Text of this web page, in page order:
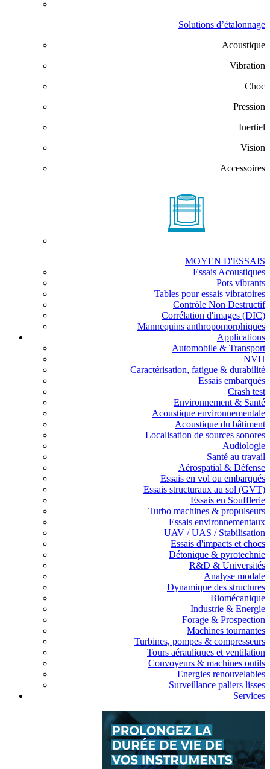
Solutions d’étalonnage
Acoustique
Vibration
Choc
Pression
Inertiel
Vision
Accessoires
MOYEN D'ESSAIS
Essais Acoustiques
Pots vibrants
Tables pour essais vibratoires
Contrôle Non Destructif
Corrélation d'images (DIC)
Mannequins anthropomorphiques
Applications
Automobile & Transport
NVH
Caractérisation, fatigue & durabilité
Essais embarqués
Crash test
Environnement & Santé
Acoustique environnementale
Acoustique du bâtiment
Localisation de sources sonores
Audiologie
Santé au travail
Aérospatial & Défense
Essais en vol ou embarqués
Essais structuraux au sol (GVT)
Essais en Soufflerie
Turbo machines & propulseurs
Essais environnementaux
UAV / UAS / Stabilisation
Essais d'impacts et chocs
Détonique & pyrotechnie
R&D & Universités
Analyse modale
Dynamique des structures
Biomécanique
Industrie & Energie
Forage & Prospection
Machines tournantes
Turbines, pompes & compresseurs
Tours aérauliques et ventilation
Convoyeurs & machines outils
Energies renouvelables
Surveillance paliers lisses
Services